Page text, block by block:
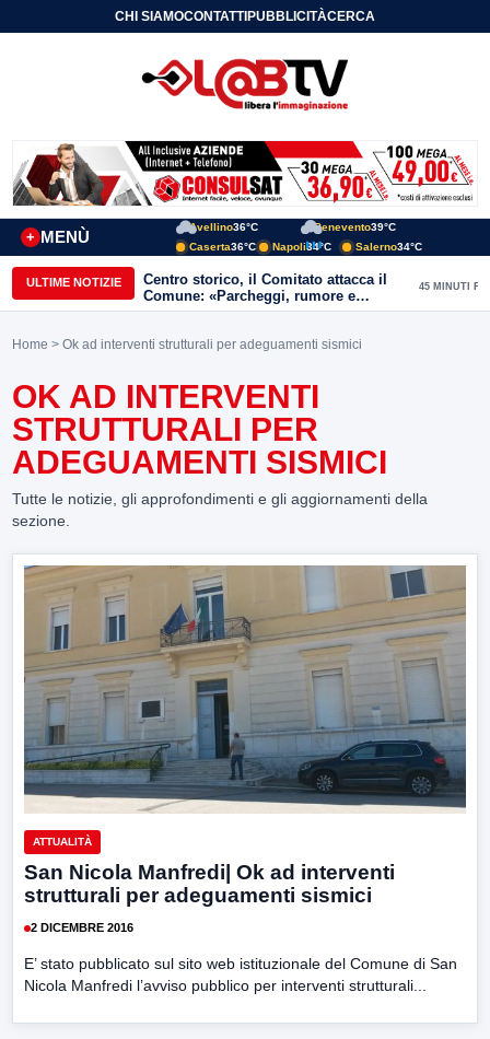
CHI SIAMOCONTATTIPUBBLICITÀCERCA
MENÙ
+
Avellino36°C Benevento39°C
Caserta36°C Napoli34°C Salerno34°C
ULTIME NOTIZIE
Centro storico, il Comitato attacca il
Comune: «Parcheggi, rumore e
degrado, servono risposte immediate»
45 MINUTI FA
Home > Ok ad interventi strutturali per adeguamenti sismici
OK AD INTERVENTI
STRUTTURALI PER
ADEGUAMENTI SISMICI
Tutte le notizie, gli approfondimenti e gli aggiornamenti della
sezione.
ATTUALITÀ
San Nicola Manfredi| Ok ad interventi
strutturali per adeguamenti sismici
2 DICEMBRE 2016
E’ stato pubblicato sul sito web istituzionale del Comune di San
Nicola Manfredi l’avviso pubblico per interventi strutturali...